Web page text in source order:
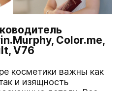
Color.me,
V76
косметики важны как
и изящность